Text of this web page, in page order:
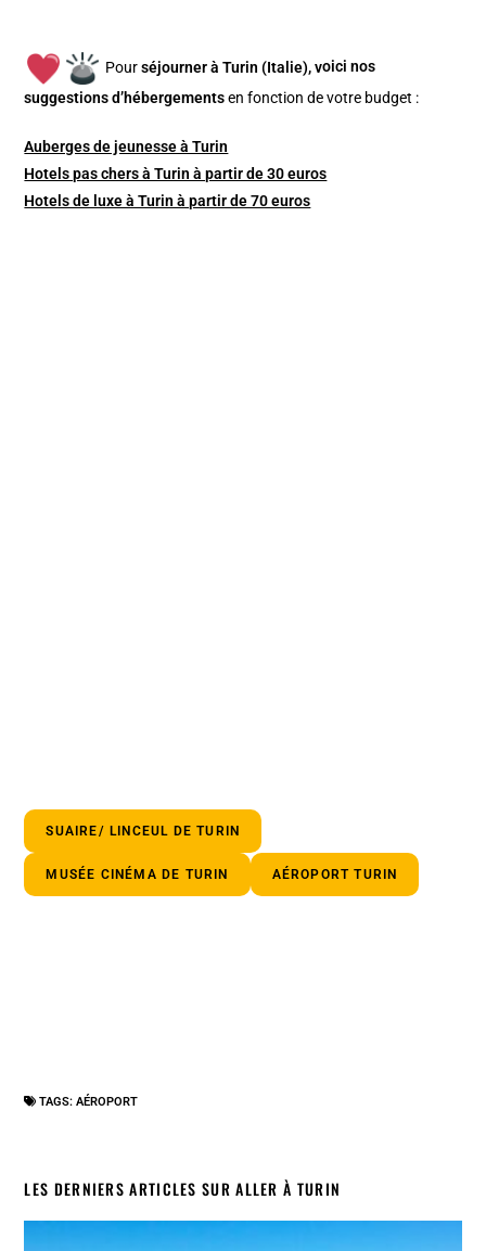
Pourséjourner à Turin (Italie), voici nos
suggestions d’hébergements en fonction de votre budget :
Auberges de jeunesse à Turin
Hotels pas chers à Turin à partir de 30 euros
Hotels de luxe à Turin à partir de 70 euros
SUAIRE/ LINCEUL DE TURIN
MUSÉE CINÉMA DE TURIN AÉROPORT TURIN
TAGS:AÉROPORT
LES DERNIERS ARTICLES SUR ALLER À TURIN